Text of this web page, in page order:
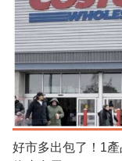
好市多出包了！1